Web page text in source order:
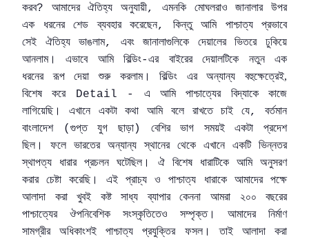
করব? আমাদের ঐতিহ্য অনুযায়ী, এমনকি মোঘলরাও জানালার
উপর
এক
ধরনের শেড ব্যবহার করেছেন, কিন্তু আমি পাশ্চাত্য
প্রভাবে
সেই
ঐতিহ্য ভাঙলাম, এবং জানালাগুলিকে দেয়ালের ভিতরে
ঢুকিয়ে
আনলাম।
এভাবে আমি বিল্ডিং-এর বাইরের দেয়ালটিকে নতুন
এক
ধরনের
রূপ দেয়া শুরু করলাম। বিল্ডিং এর অন্যান্য
বহুক্ষেত্রেই,
বিশেষ
করেDetail - এ আমি পাশ্চাত্যের বিদ্যাকে
কাজে
লাগিয়েছি।
এখানে একটা কথা আমি বলে রাখতে চাই যে,বর্তমান
বাংলাদেশ( গুপ্ত যুগ ছাড়া) বেশির ভাগ সময়ই একটা
প্রদেশ
ছিল।
ফলে ভারতের অন্যান্য স্থানের থেকে এখানে একটি
ভিন্নতর
স্থাপত্য
ধারার প্রচলন ঘটেছিল। ঐ বিশেষ ধারাটিকে আমি
অনুসরণ
করার
চেষ্টা করেছি। এই প্রাচ্য ও পাশ্চাত্য ধারাকে আমাদের
পক্ষে
আলাদা
করা খুবই কষ্ট সাধ্য ব্যাপার কেননা আমরা ২০০
বছরের
পাশ্চাত্যের
ঔপনিবেশিক সংস্কৃতিতেও সম্পৃক্ত। আমাদের
নির্মাণ
সামগ্রীর
অধিকাংশই পাশ্চাত্য প্রযুক্তির ফসল। তাই আলাদা
করা